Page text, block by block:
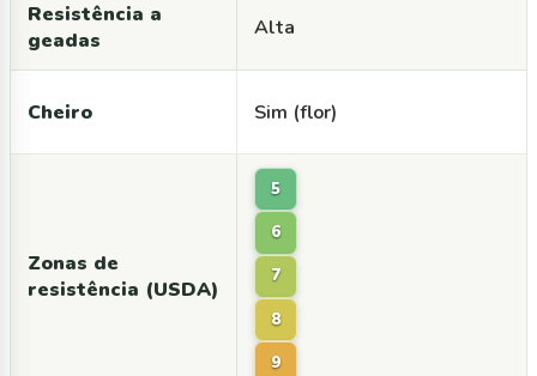
Resistência a
geadas
Alta
Cheiro Sim (flor)
Zonas de
resistência (USDA)
5
6
7
8
9